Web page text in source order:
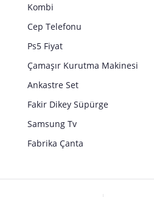
Kombi
Cep Telefonu
Ps5 Fiyat
Çamaşır Kurutma Makinesi
Ankastre Set
Fakir Dikey Süpürge
Samsung Tv
Fabrika Çanta